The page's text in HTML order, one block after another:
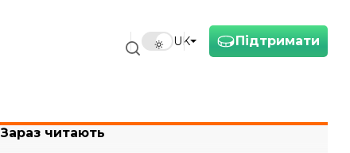
Підтримати
UK
Зараз читають